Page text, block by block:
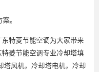
。
特菱节能空调为大家带来
菱节能空调专业冷却塔填
塔风机，冷却塔电机，冷却